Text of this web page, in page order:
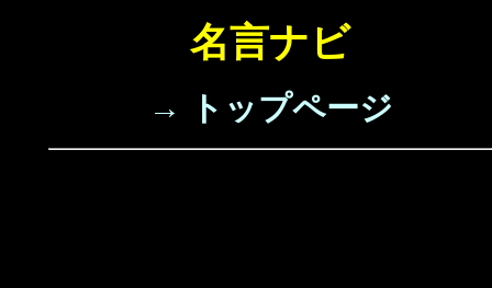
名言ナビ
→ トップページ